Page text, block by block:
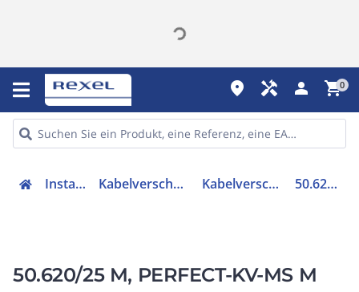
place handyman person shopping_cart0
Installation Kabelverschraubungen Kabelverschraubung 50.620/25 M
50.620/25 M, PERFECT-KV-MS M